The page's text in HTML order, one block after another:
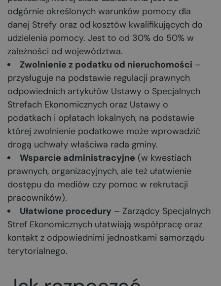
odgórnie określonych warunków pomocy dla
danej Strefy oraz od kosztów kwalifikujących do
udzielenia pomocy. Jest to od 30% do 50% w
zależności od województwa.
Zwolnienie z podatku od nieruchomości –
przysługuje na podstawie regulacji prawnych
odpowiednich artykułów Ustawy o Specjalnych
Strefach Ekonomicznych oraz Ustawy o
podatkach i opłatach lokalnych, na podstawie
której zwolnienie podatkowe może wprowadzić
drogą uchwały właściwa rada gminy.
Wsparcie administracyjne (w kwestiach
prawnych, organizacyjnych, ale też ułatwienie
dostępu do mediów czy pomoc w rekrutacji
pracowników).
Ułatwione procedury – Zarządcy Specjalnych
Stref Ekonomicznych ułatwiają współpracę oraz
kontakt z odpowiednimi jednostkami samorządu
terytorialnego.